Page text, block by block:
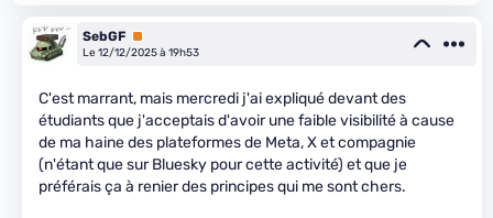
SebGF Premium
Le 12/12/2025 à 19h53
C'est marrant, mais mercredi j'ai expliqué devant des
étudiants que j'acceptais d'avoir une faible visibilité à cause
de ma haine des plateformes de Meta, X et compagnie
(n'étant que sur Bluesky pour cette activité) et que je
préférais ça à renier des principes qui me sont chers.